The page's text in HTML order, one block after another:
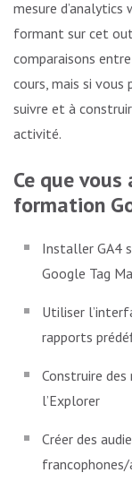
mesure d’analytics
formant sur cet
comparaisons
cours, mais si
suivre et à
activité.
Ce que
formation
Installer GA4
Google Tag
Utiliser
rapports
Construire des
l’Explorer
Créer des